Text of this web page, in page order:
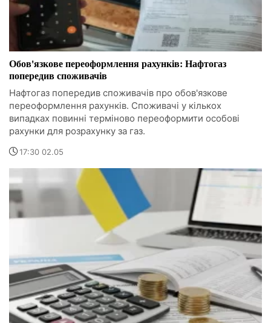
Обов'язкове переоформлення рахунків: Нафтогаз
попередив споживачів
Нафтогаз попередив споживачів про обов'язкове
переоформлення рахунків. Споживачі у кількох
випадках повинні терміново переоформити особові
рахунки для розрахунку за газ.
17:30 02.05